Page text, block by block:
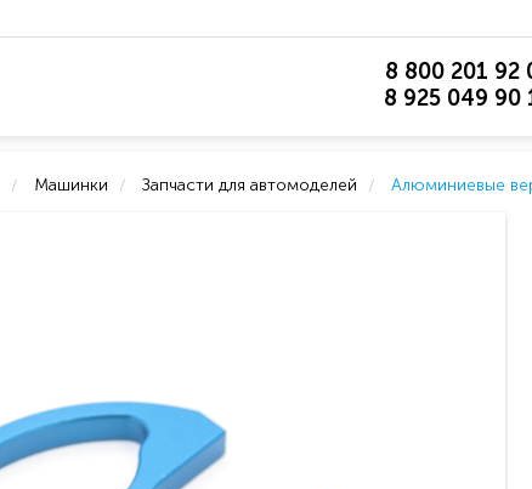
8 800 201 92
8 925 049 90
Машинки Запчасти для автомоделей Алюминиевые